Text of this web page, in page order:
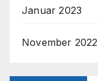
Januar 2023
November 2022